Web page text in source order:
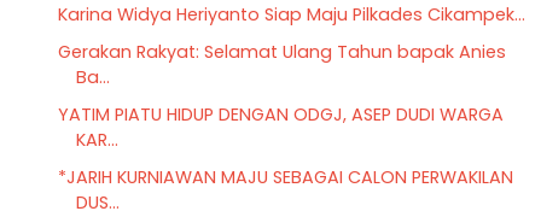
Karina Widya Heriyanto Siap Maju Pilkades Cikampek...
Gerakan Rakyat: Selamat Ulang Tahun bapak Anies
Ba...
YATIM PIATU HIDUP DENGAN ODGJ, ASEP DUDI WARGA
KAR...
*JARIH KURNIAWAN MAJU SEBAGAI CALON PERWAKILAN
DUS...